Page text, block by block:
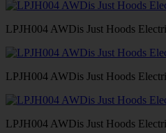
LPJH004 AWDis Just Hoods
LPJH004 AWDis Just Hoods
LPJH004 AWDis Just Hoods